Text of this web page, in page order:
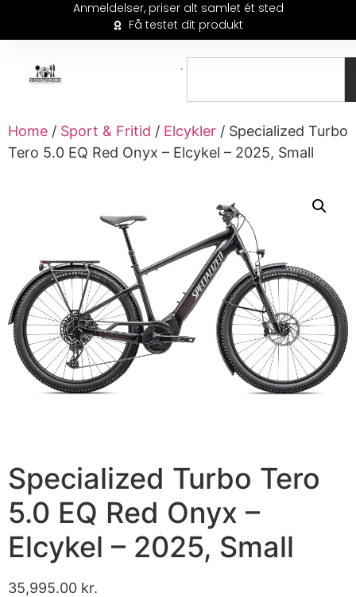
Anmeldelser, priser alt samlet ét sted
Få testet dit produkt
Home / Sport & Fritid / Elcykler / Specialized Turbo
Tero 5.0 EQ Red Onyx – Elcykel – 2025, Small
Specialized Turbo Tero
5.0 EQ Red Onyx –
Elcykel – 2025, Small
35,995.00 kr.